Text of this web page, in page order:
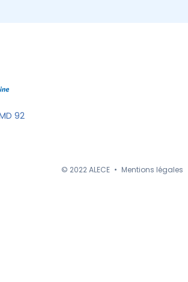
92
© 2022 ALECE • Mentions légales